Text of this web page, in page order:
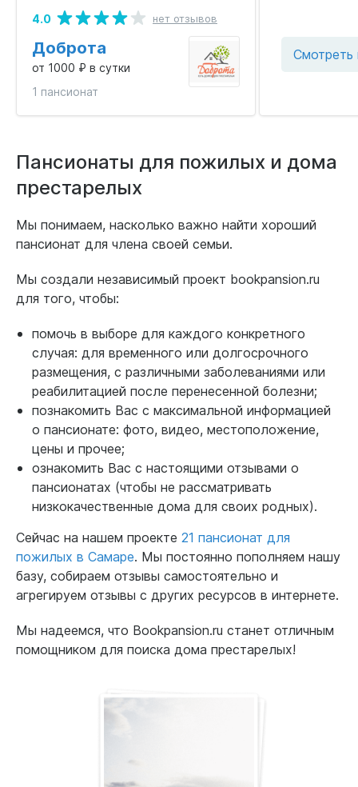
4.0 нет отзывов
Доброта
от 1000 ₽ в сутки
1 пансионат
Смотреть
Пансионаты для пожилых и дома
престарелых
Мы понимаем, насколько важно найти хороший
пансионат для члена своей семьи.
Мы создали независимый проект bookpansion.ru
для того, чтобы:
помочь в выборе для каждого конкретного
случая: для временного или долгосрочного
размещения, с различными заболеваниями или
реабилитацией после перенесенной болезни;
познакомить Вас с максимальной информацией
о пансионате: фото, видео, местоположение,
цены и прочее;
ознакомить Вас с настоящими отзывами о
пансионатах (чтобы не рассматривать
низкокачественные дома для своих родных).
Сейчас на нашем проекте 21 пансионат для
пожилых в Самаре. Мы постоянно пополняем нашу
базу, собираем отзывы самостоятельно и
агрегируем отзывы с других ресурсов в интернете.
Мы надеемся, что Bookpansion.ru станет отличным
помощником для поиска дома престарелых!